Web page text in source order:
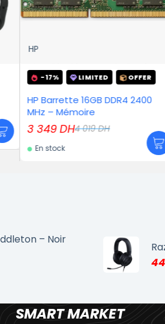
LIMITED OFFER
16GB DDR4 2400
Mémoire
4 019DH
DH
LIMITED
Ugreen
– Noir
SMART MARKET